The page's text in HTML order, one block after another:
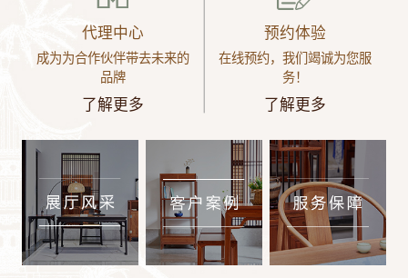
代理中心
成为为合作伙伴带去未来的
品牌
了解更多
预约体验
在线预约，我们竭诚为您服
务！
了解更多